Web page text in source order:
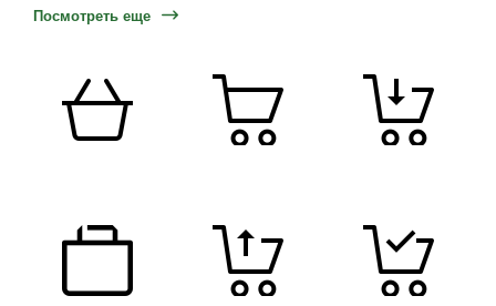
Посмотреть еще